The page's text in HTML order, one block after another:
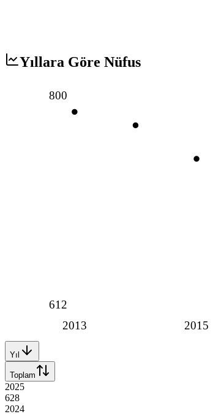
Yıllara Göre Nüfus
2013 2015
800
612
Yıl
Toplam
2025
628
2024